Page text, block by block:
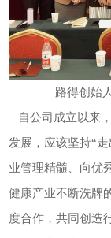
路得创始
自公司成立以来
发展，应该坚持“
业管理精髓、向优
健康产业不断洗牌
度合作，共同创造